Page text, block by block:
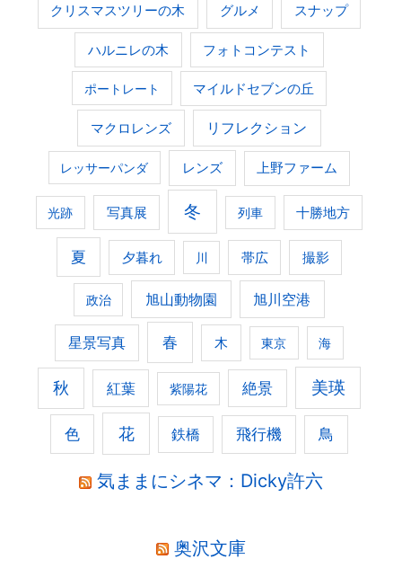
クリスマスツリーの木 グルメ スナップ
ハルニレの木 フォトコンテスト
ポートレート マイルドセブンの丘
マクロレンズ リフレクション
レッサーパンダ レンズ 上野ファーム
光跡 写真展 冬 列車 十勝地方
夏 夕暮れ 川 帯広 撮影
政治 旭山動物園 旭川空港
星景写真 春 木 東京 海
秋 紅葉 紫陽花 絶景 美瑛
色 花 鉄橋 飛行機 鳥
気ままにシネマ：Dicky許六
奥沢文庫